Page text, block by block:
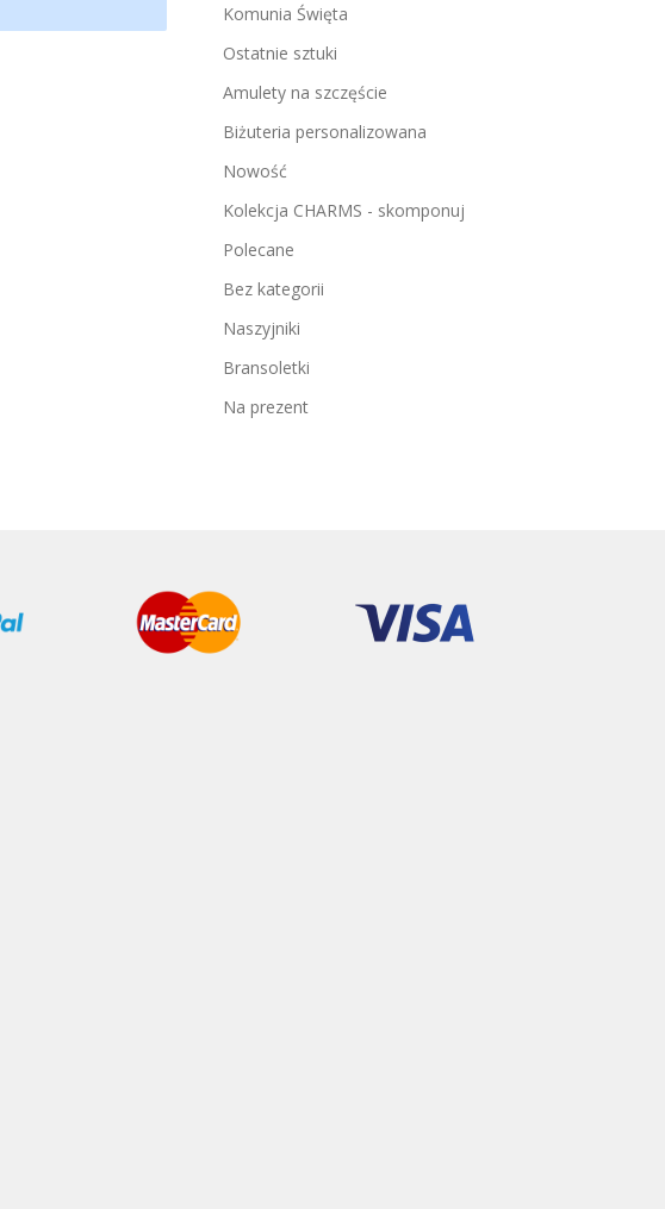
Komunia Święta
Ostatnie sztuki
Amulety na szczęście
Biżuteria personalizowana
Nowość
Kolekcja CHARMS - skomponuj
Polecane
Bez kategorii
Naszyjniki
Bransoletki
Na prezent